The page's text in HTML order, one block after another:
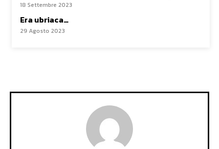
18 Settembre 2023
Era ubriaca…
29 Agosto 2023